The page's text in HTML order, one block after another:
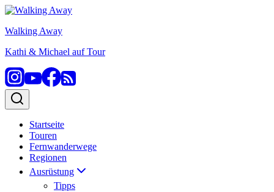
Zum
springen
Walking Away
Kathi & Michael auf Tour
Startseite
Touren
Fernwanderwege
Regionen
Ausrüstung
Tipps